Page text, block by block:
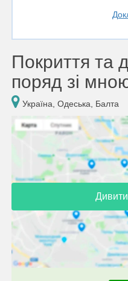
Покриття та
поряд зі
Україна, Одеська, Балта